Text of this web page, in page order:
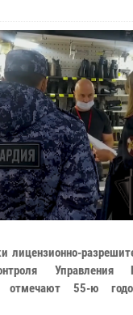
лицензионно-
отмечают 55-ю